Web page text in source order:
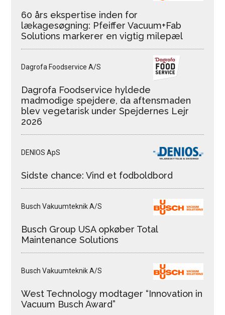
60 års ekspertise inden for
lækagesøgning: Pfeiffer Vacuum+Fab
Solutions markerer en vigtig milepæl
Dagrofa Foodservice A/S
Dagrofa Foodservice hyldede
madmodige spejdere, da aftensmaden
blev vegetarisk under Spejdernes Lejr
2026
DENIOS ApS
Sidste chance: Vind et fodboldbord
Busch Vakuumteknik A/S
Busch Group USA opkøber Total
Maintenance Solutions
Busch Vakuumteknik A/S
West Technology modtager “Innovation in
Vacuum Busch Award”